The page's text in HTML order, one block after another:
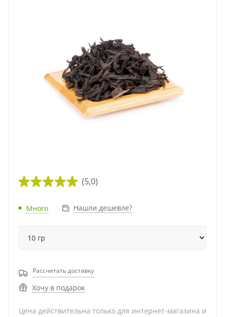
(5,0)
Много Нашли дешевле?
Рассчитать доставку
Хочу в подарок
Цена действительна только для интернет-магазина и